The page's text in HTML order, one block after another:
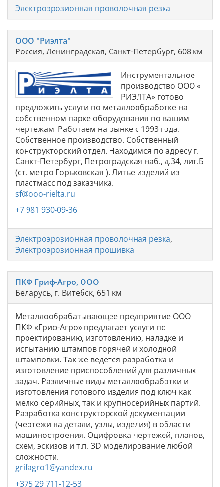
Электроэрозионная проволочная резка
ООО "Риэлта"
Россия, Ленинградская, Санкт-Петербург, 608 км
Инструментальное
производство ООО «
РИЭЛТА» готово
предложить услуги по металлообработке на
собственном парке оборудования по вашим
чертежам. Работаем на рынке с 1993 года.
Собственное производство. Собственный
конструкторский отдел. Находимся по адресу г.
Санкт-Петербург, Петроградская наб., д.34, лит.Б
(ст. метро Горьковская ). Литье изделий из
пластмасс под заказчика.
sf@ooo-rielta.ru
+7 981 930-09-36
Электроэрозионная проволочная резка,
Электроэрозионная прошивка
ПКФ Гриф-Агро, ООО
Беларусь, г. Витебск, 651 км
Металлообрабатывающее предприятие ООО
ПКФ «Гриф-Агро» предлагает услуги по
проектированию, изготовлению, наладке и
испытанию штампов горячей и холодной
штамповки. Так же ведется разработка и
изготовление приспособлений для различных
задач. Различные виды металлообработки и
изготовления готового изделия под ключ как
мелко серийных, так и крупносерийных партий.
Разработка конструкторской документации
(чертежи на детали, узлы, изделия) в области
машиностроения. Оцифровка чертежей, планов,
схем, эскизов и т.п. 3D моделирование любой
сложности.
grifagro1@yandex.ru
+375 29 711-12-53